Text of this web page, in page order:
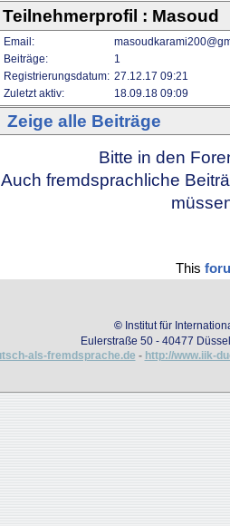
Teilnehmerprofil : Masoud
Email:
Beiträge:
1
Registrierungsdatum: 27.12.17 09:21
Zuletzt aktiv:
18.09.18 09:09
Zeige alle Beiträge
Bitte in den
Auch fremdsprachliche
This
© Institut für
Eulerstraße 50 - 40477
als-fremdsprache.de - http://www.iik-